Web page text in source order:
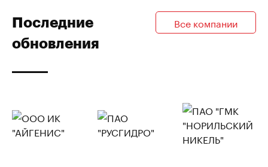
Последние
обновления
Все компании